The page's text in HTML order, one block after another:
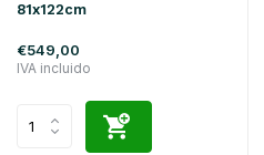
81x122cm
€549,00
IVA incluido